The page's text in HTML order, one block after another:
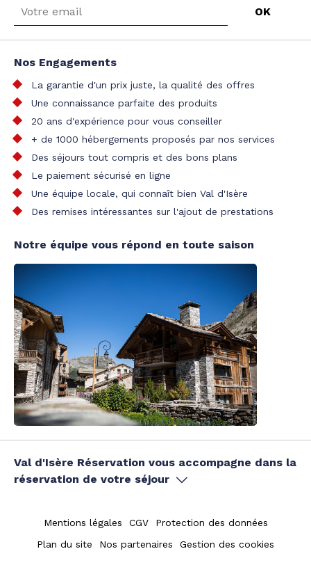
Nos Engagements
La garantie d'un prix juste, la qualité des offres
Une connaissance parfaite des produits
20 ans d'expérience pour vous conseiller
+ de 1000 hébergements proposés par nos services
Des séjours tout compris et des bons plans
Le paiement sécurisé en ligne
Une équipe locale, qui connaît bien Val d'Isère
Des remises intéressantes sur l'ajout de prestations
Notre équipe vous répond en toute saison
Val d'Isère Réservation vous accompagne dans la
réservation de votre séjour
Mentions légales CGV
Protection des données
Plan du site
Nos partenaires Gestion des cookies